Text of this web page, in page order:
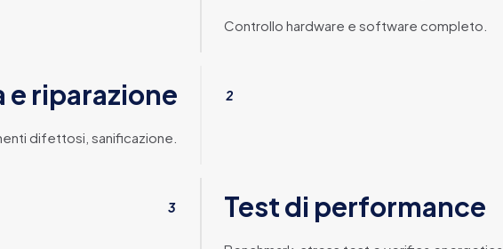
Controllo hardware e software completo.
2
e riparazione
difettosi, sanificazione.
3 Test di performance